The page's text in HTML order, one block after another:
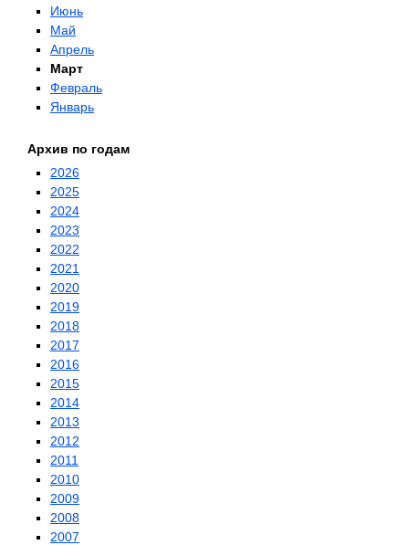
Июнь
Май
Апрель
Март
Февраль
Январь
Архив по годам
2026
2025
2024
2023
2022
2021
2020
2019
2018
2017
2016
2015
2014
2013
2012
2011
2010
2009
2008
2007